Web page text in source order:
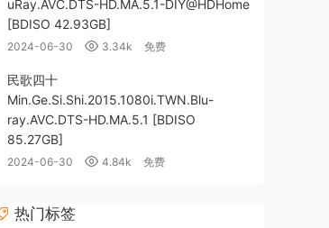
uRay.AVC.DTS-HD.MA.5.1-DIY@HDHome
[BDISO 42.93GB]
2024-06-30 3.34k 免费
民歌四十
Min.Ge.Si.Shi.2015.1080i.TWN.Blu-
ray.AVC.DTS-HD.MA.5.1 [BDISO
85.27GB]
2024-06-30 4.84k 免费
热门标签